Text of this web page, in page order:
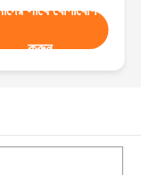
সাথে যোগাযোগ
করুন